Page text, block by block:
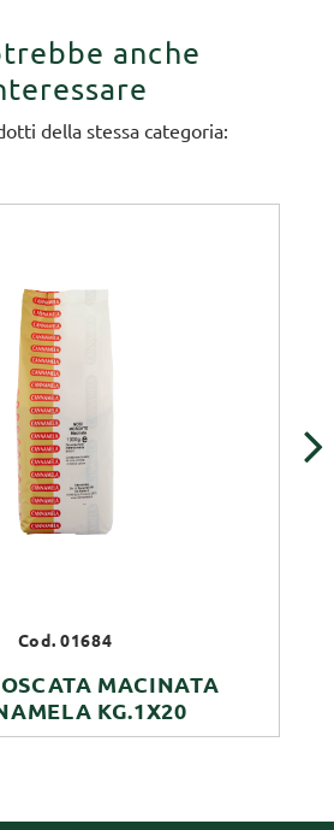
anche
della stessa categoria:
Cod. 01684
MACINATA
KG.1X20